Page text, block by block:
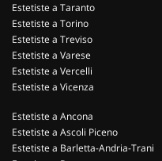
Estetiste a Taranto
Estetiste a Torino
Estetiste a Treviso
Estetiste a Varese
Estetiste a Vercelli
Estetiste a Vicenza
Estetiste a Ancona
Estetiste a Ascoli Piceno
Estetiste a Barletta-Andria-Trani